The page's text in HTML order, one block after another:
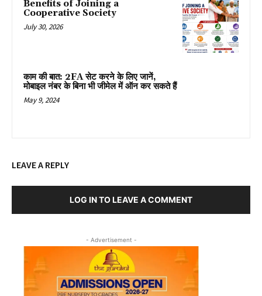
Benefits of Joining a
Cooperative Society
July 30, 2026
काम की बात: 2FA सेट करने के लिए जानें,
मोबाइल नंबर के बिना भी जीमेल में ऑन कर सकते हैं
May 9, 2024
LEAVE A REPLY
LOG IN TO LEAVE A COMMENT
- Advertisement -